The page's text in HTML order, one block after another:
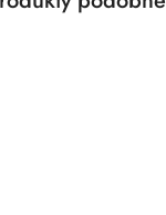
produktów